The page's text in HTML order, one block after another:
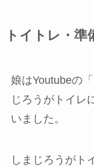
トイトレ・準
娘はYoutubeの「
じろうがトイレ
いました。
しまじろうがト